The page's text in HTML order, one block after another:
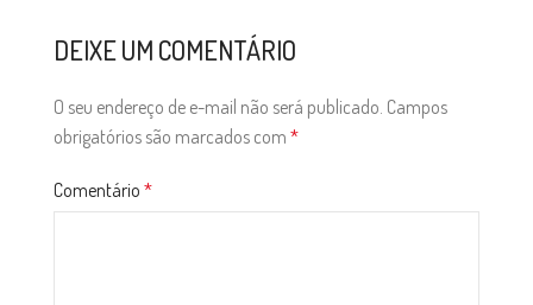
DEIXE UM COMENTÁRIO
O seu endereço de e-mail não será publicado. Campos
obrigatórios são marcados com *
Comentário *